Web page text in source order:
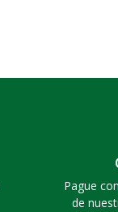
Pague
de